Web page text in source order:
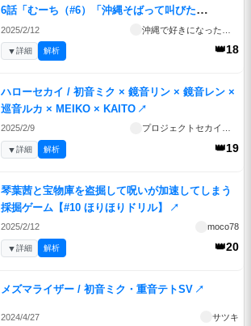
6話「むーち（#6）「沖縄そばって叫びた
い！」」
2025/2/12
👑18
▼詳細 解析
ハローセカイ / 初音ミク × 鏡音リン × 鏡音レン ×
巡音ルカ × MEIKO × KAITO ↗
2025/2/9 プロジェクトセカイ公式
👑19
▼詳細 解析
琴葉茜と宝物庫を盗掘して呪いが加速してしまう
採掘ゲーム【#10 ほりほりドリル】
↗
2025/2/12 moco78
👑20
▼詳細 解析
メズマライザー / 初音ミク・重音テトSV ↗
2024/4/27 サツキ